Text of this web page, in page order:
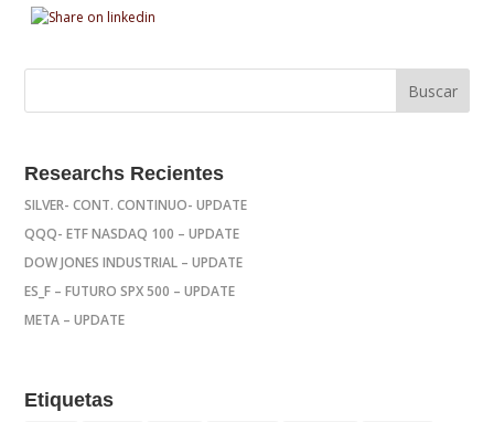
Researchs Recientes
SILVER- CONT. CONTINUO- UPDATE
QQQ- ETF NASDAQ 100 – UPDATE
DOW JONES INDUSTRIAL – UPDATE
ES_F – FUTURO SPX 500 – UPDATE
META – UPDATE
Etiquetas